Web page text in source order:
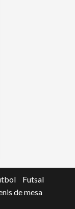
Futsal
de mesa